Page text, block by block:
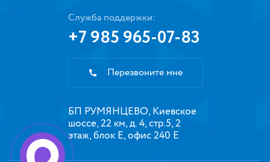
Служба поддержки:
+7 985 965-07-83
Перезвоните мне
БП РУМЯНЦЕВО, Киевское
шоссе, 22 км, д. 4, стр.5, 2
этаж, блок Е, офис 240 Е